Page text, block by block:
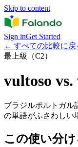
Skip to content
Sign inGet Started
← すべての比較に戻
最上級（C2）
vultoso
ブラジルポルトガル
の単語がふさわしい
この使い分